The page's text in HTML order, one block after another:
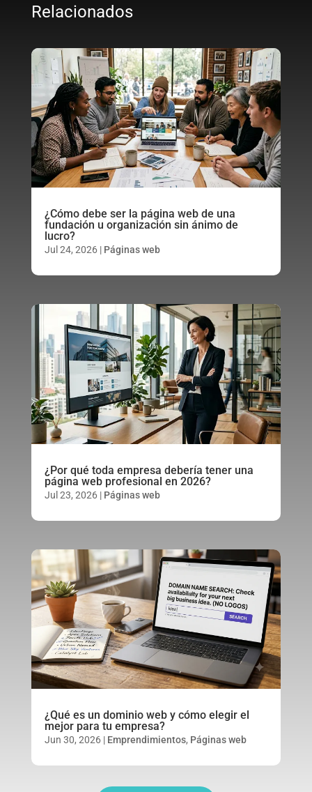
Relacionados
¿Cómo debe ser la página web de una
fundación u organización sin ánimo de
lucro?
Jul 24, 2026| Páginas web
¿Por qué toda empresa debería tener una
página web profesional en 2026?
Jul 23, 2026| Páginas web
¿Qué es un dominio web y cómo elegir el
mejor para tu empresa?
Jun 30, 2026| Emprendimientos, Páginas web